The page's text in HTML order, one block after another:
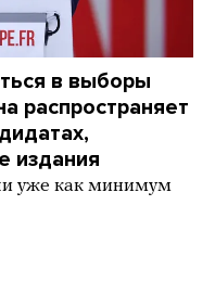
в выборы
распространяет
издания
уже как минимум